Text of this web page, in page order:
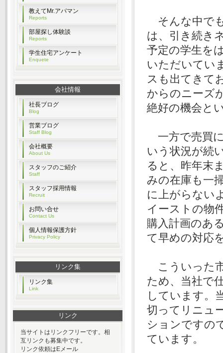
そんな中で
は、引き続き
予定の学生を
いただいてい
スも出てきて
からのニーズ
絶好の機会と
一方で売買
いう状況が続
ると、昨年末
みの在庫も一
に上がらない
イーストの物
購入計画のあ
て早めの対応
こういった
ため、当社で
しています。
切ってリニュ
ションですの
ています。
教えてMr.アパマン
Reports
部屋探し体験談
Reports
学生住宅アンケート
Enquete
会社情報
社長ブログ
Blog
営業ブログ
Staff Blog
会社概要
About Us
スタッフのご紹介
Staff
スタッフ採用情報
Recruit
お問い合せ
Contact Us
個人情報保護方針
Privacy Policy
リンク集
リンク集
Link
リンク
当サイトはリンクフリーです。相
互リンクも募集中です。
リンク依頼はEメール